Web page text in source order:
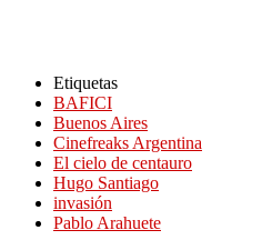
Etiquetas
BAFICI
Buenos Aires
Cinefreaks Argentina
El cielo de centauro
Hugo Santiago
invasión
Pablo Arahuete